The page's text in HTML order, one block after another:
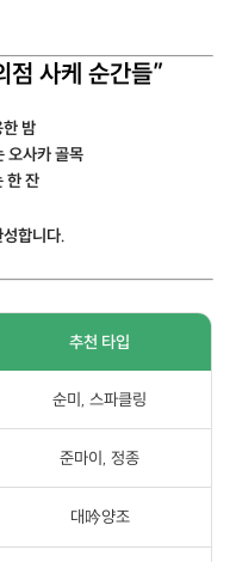
점 사케 순간들”
밤
오사카 골목
한 잔
합니다.
추천 타입
순미, 스파클링
준마이, 정종
대吟양조